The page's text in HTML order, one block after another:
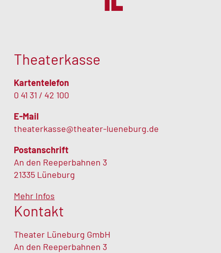
Theaterkasse
Kartentelefon
0 41 31 / 42 100
E-Mail
theaterkasse@theater-lueneburg.de
Postanschrift
An den Reeperbahnen 3
21335 Lüneburg
Mehr Infos
Kontakt
Theater Lüneburg GmbH
An den Reeperbahnen 3